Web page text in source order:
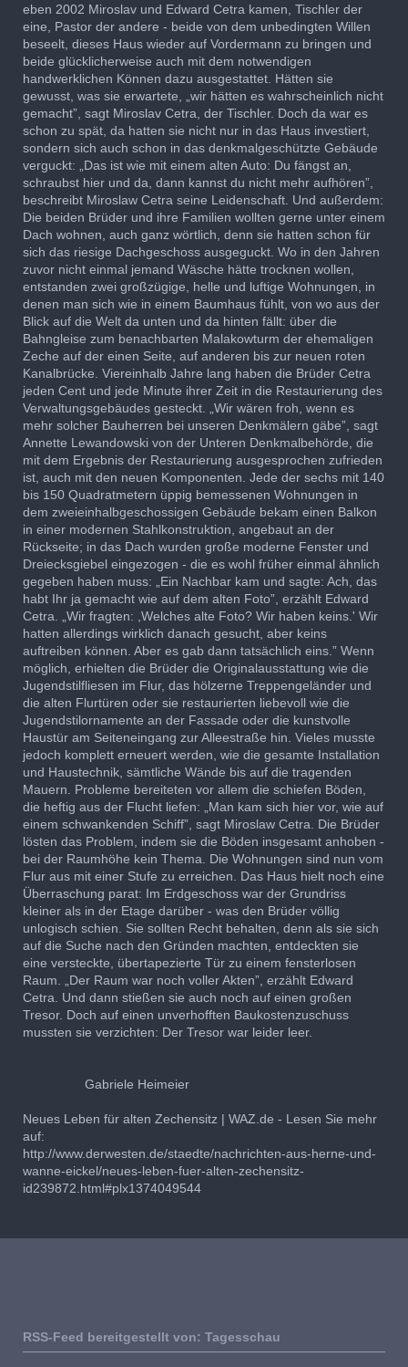
eben 2002 Miroslav und Edward Cetra kamen, Tischler der
eine, Pastor der andere - beide von dem unbedingten Willen
beseelt, dieses Haus wieder auf Vordermann zu bringen und
beide glücklicherweise auch mit dem notwendigen
handwerklichen Können dazu ausgestattet. Hätten sie
gewusst, was sie erwartete, „wir hätten es wahrscheinlich nicht
gemacht”, sagt Miroslav Cetra, der Tischler. Doch da war es
schon zu spät, da hatten sie nicht nur in das Haus investiert,
sondern sich auch schon in das denkmalgeschützte Gebäude
verguckt: „Das ist wie mit einem alten Auto: Du fängst an,
schraubst hier und da, dann kannst du nicht mehr aufhören”,
beschreibt Miroslaw Cetra seine Leidenschaft. Und außerdem:
Die beiden Brüder und ihre Familien wollten gerne unter einem
Dach wohnen, auch ganz wörtlich, denn sie hatten schon für
sich das riesige Dachgeschoss ausgeguckt. Wo in den Jahren
zuvor nicht einmal jemand Wäsche hätte trocknen wollen,
entstanden zwei großzügige, helle und luftige Wohnungen, in
denen man sich wie in einem Baumhaus fühlt, von wo aus der
Blick auf die Welt da unten und da hinten fällt: über die
Bahngleise zum benachbarten Malakowturm der ehemaligen
Zeche auf der einen Seite, auf anderen bis zur neuen roten
Kanalbrücke. Viereinhalb Jahre lang haben die Brüder Cetra
jeden Cent und jede Minute ihrer Zeit in die Restaurierung des
Verwaltungsgebäudes gesteckt. „Wir wären froh, wenn es
mehr solcher Bauherren bei unseren Denkmälern gäbe”, sagt
Annette Lewandowski von der Unteren Denkmalbehörde, die
mit dem Ergebnis der Restaurierung ausgesprochen zufrieden
ist, auch mit den neuen Komponenten. Jede der sechs mit 140
bis 150 Quadratmetern üppig bemessenen Wohnungen in
dem zweieinhalbgeschossigen Gebäude bekam einen Balkon
in einer modernen Stahlkonstruktion, angebaut an der
Rückseite; in das Dach wurden große moderne Fenster und
Dreiecksgiebel eingezogen - die es wohl früher einmal ähnlich
gegeben haben muss: „Ein Nachbar kam und sagte: Ach, das
habt Ihr ja gemacht wie auf dem alten Foto”, erzählt Edward
Cetra. „Wir fragten: ,Welches alte Foto? Wir haben keins.' Wir
hatten allerdings wirklich danach gesucht, aber keins
auftreiben können. Aber es gab dann tatsächlich eins.” Wenn
möglich, erhielten die Brüder die Originalausstattung wie die
Jugendstilfliesen im Flur, das hölzerne Treppengeländer und
die alten Flurtüren oder sie restaurierten liebevoll wie die
Jugendstilornamente an der Fassade oder die kunstvolle
Haustür am Seiteneingang zur Alleestraße hin. Vieles musste
jedoch komplett erneuert werden, wie die gesamte Installation
und Haustechnik, sämtliche Wände bis auf die tragenden
Mauern. Probleme bereiteten vor allem die schiefen Böden,
die heftig aus der Flucht liefen: „Man kam sich hier vor, wie auf
einem schwankenden Schiff”, sagt Miroslaw Cetra. Die Brüder
lösten das Problem, indem sie die Böden insgesamt anhoben -
bei der Raumhöhe kein Thema. Die Wohnungen sind nun vom
Flur aus mit einer Stufe zu erreichen. Das Haus hielt noch eine
Überraschung parat: Im Erdgeschoss war der Grundriss
kleiner als in der Etage darüber - was den Brüder völlig
unlogisch schien. Sie sollten Recht behalten, denn als sie sich
auf die Suche nach den Gründen machten, entdeckten sie
eine versteckte, übertapezierte Tür zu einem fensterlosen
Raum. „Der Raum war noch voller Akten”, erzählt Edward
Cetra. Und dann stießen sie auch noch auf einen großen
Tresor. Doch auf einen unverhofften Baukostenzuschuss
mussten sie verzichten: Der Tresor war leider leer.
Gabriele Heimeier
Neues Leben für alten Zechensitz | WAZ.de - Lesen Sie mehr
auf:
http://www.derwesten.de/staedte/nachrichten-aus-herne-und-
wanne-eickel/neues-leben-fuer-alten-zechensitz-
id239872.html#plx1374049544
RSS-Feed bereitgestellt von: Tagesschau